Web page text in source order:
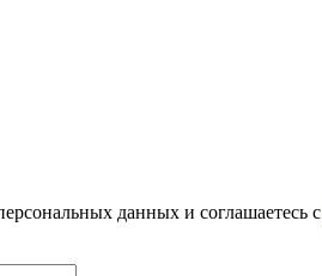
данных и соглашаетесь с